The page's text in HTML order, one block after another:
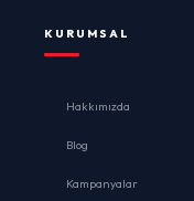
KURUMSAL
Hakkımızda
Blog
Kampanyalar